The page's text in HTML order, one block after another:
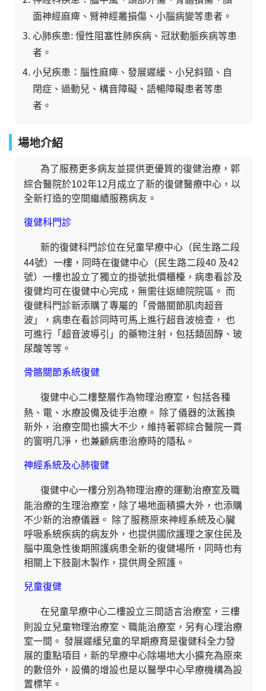
面神經麻痺、臂神經叢損傷、小腦病變等患者。
心肺疾患: 慢性阻塞性肺疾病、冠狀動脈疾病等患
者。
小兒疾患：腦性麻痺、發展遲緩、小兒斜頸、自
閉症、過動兒、構音障礙、語暢障礙患者等患
者。
場地介紹
為了服務更多病友並提供更優質的復健治療，郭
綜合醫院於102年12月成立了新的復健醫療中心，以
全新打造的空間繼續服務病友。
復健科門診
新的復健科門診位在兒童早療中心（民生路二段
44號）一樓，同時在復健中心（民生路二段40 及42
號）一樓也設立了獨立的掛號批價櫃檯，病患看診及
復健均可在復健中心完成，無需往返總院院區。 而
復健科門診新添購了專屬的「骨骼關節肌肉超音
波」，病患在看診同時可馬上進行超音波檢查， 也
可進行「超音波導引」的藥物注射，包括類固醇、玻
尿酸等等。
骨骼關節系統復健
復健中心二樓整層作為物理治療室，包括各種
熱、電、水療設備及徒手治療。 除了儀器的汰舊換
新外，治療空間也擴大不少，維持著郭綜合醫院一貫
的窗明几淨，也兼顧病患治療時的隱私。
神經系統及心肺復健
復健中心一樓分別為物理治療的運動治療室及職
能治療的生理治療室，除了場地面積擴大外，也添購
不少新的治療儀器。 除了服務原來神經系統及心臟
呼吸系統疾病的病友外，也提供國欣護理之家住民及
腦中風急性後期照護病患全新的復健場所，同時也有
相關上下肢副木製作，提供周全照護。
兒童復健
在兒童早療中心二樓設立三間語言治療室，三樓
則設立兒童物理治療室、職能治療室，另有心理治療
室一間。 發展遲緩兒童的早期療育是復健科全力發
展的重點項目，新的早療中心除場地大小擴充為原來
的數倍外，設備的增設也是以醫學中心早療機構為設
置標竿。